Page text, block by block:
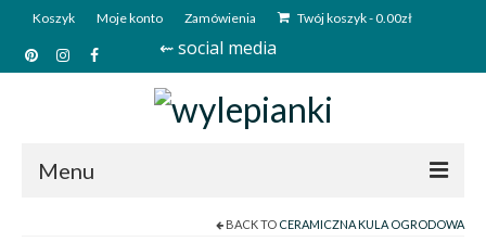
Koszyk Moje konto Zamówienia Twój koszyk-0.00zł
⇜ social media
Menu
BACK TO CERAMICZNA KULA OGRODOWA